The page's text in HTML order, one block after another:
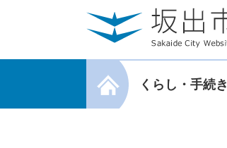
メニューを閉じる
くらし・手続き